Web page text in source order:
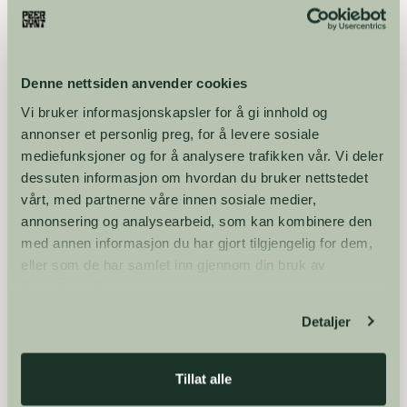
Denne nettsiden anvender cookies
Vi bruker informasjonskapsler for å gi innhold og
annonser et personlig preg, for å levere sosiale
mediefunksjoner og for å analysere trafikken vår. Vi deler
dessuten informasjon om hvordan du bruker nettstedet
vårt, med partnerne våre innen sosiale medier,
annonsering og analysearbeid, som kan kombinere den
med annen informasjon du har gjort tilgjengelig for dem,
eller som de har samlet inn gjennom din bruk av
Detaljer
Tillat alle
stipendet overrakt under åpningen 1. august (Foto: Ferdinand